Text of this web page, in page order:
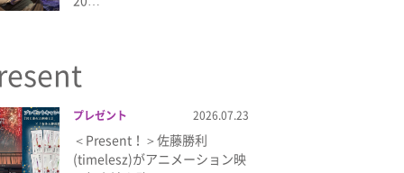
プレゼント 2026.07.23
＜Present！＞佐藤勝利
(timelesz)がアニメーション映